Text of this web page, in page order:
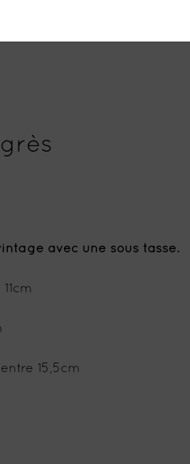
avec une sous tasse.
entre 15,5cm